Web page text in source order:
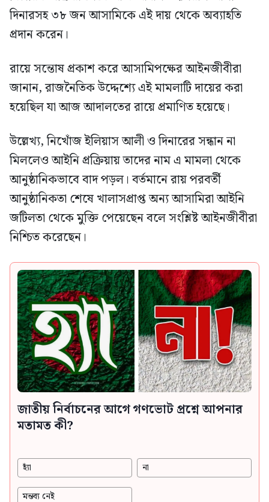
দিনারসহ ৩৮ জন আসামিকে এই দায় থেকে অব্যাহতি
প্রদান করেন।
রায়ে সন্তোষ প্রকাশ করে আসামিপক্ষের আইনজীবীরা
জানান, রাজনৈতিক উদ্দেশ্যে এই মামলাটি দায়ের করা
হয়েছিল যা আজ আদালতের রায়ে প্রমাণিত হয়েছে।
উল্লেখ্য, নিখোঁজ ইলিয়াস আলী ও দিনারের সন্ধান না
মিললেও আইনি প্রক্রিয়ায় তাদের নাম এ মামলা থেকে
আনুষ্ঠানিকভাবে বাদ পড়ল। বর্তমানে রায় পরবর্তী
আনুষ্ঠানিকতা শেষে খালাসপ্রাপ্ত অন্য আসামিরা আইনি
জটিলতা থেকে মুক্তি পেয়েছেন বলে সংশ্লিষ্ট আইনজীবীরা
নিশ্চিত করেছেন।
জাতীয় নির্বাচনের আগে গণভোট প্রশ্নে আপনার
মতামত কী?
হ্যাঁ না
মন্তব্য নেই